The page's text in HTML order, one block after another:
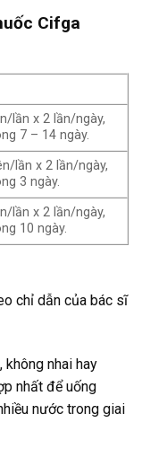
Cifga
lần x 2 lần/ngày,
7 – 14 ngày.
lần x 2 lần/ngày,
3 ngày.
lần x 2 lần/ngày,
10 ngày.
chỉ dẫn của bác sĩ
nhai hay
nhất để uống
nước trong giai